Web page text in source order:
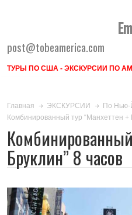
post@tobeamerica.com
ТУРЫ ПО США - ЭКСКУРСИИ ПО
Главная ЭКСКУРСИИ
По Нью-
Комбинированный тур “Манхеттен +
Бруклин” 8 часов